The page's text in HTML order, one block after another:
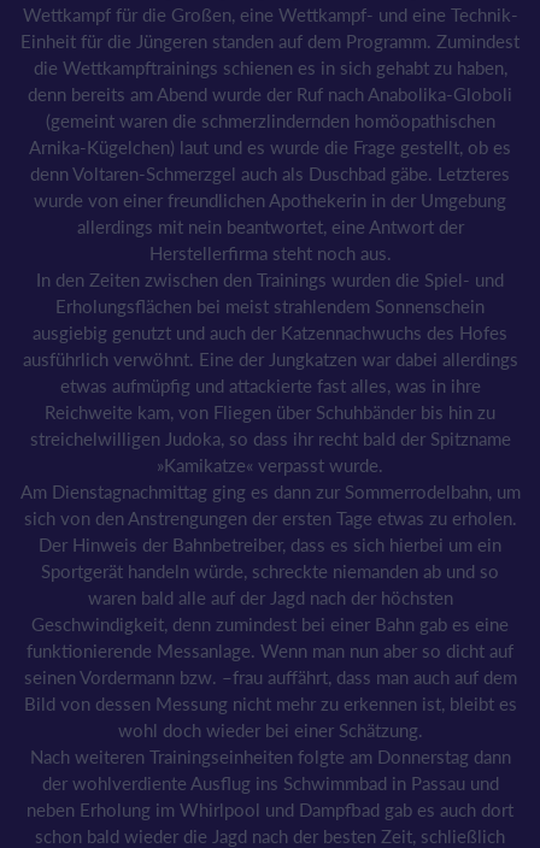
Wettkampf für die Großen, eine Wettkampf- und eine Technik-
Einheit für die Jüngeren standen auf dem Programm. Zumindest
die Wettkampftrainings schienen es in sich gehabt zu haben,
denn bereits am Abend wurde der Ruf nach Anabolika-Globoli
(gemeint waren die schmerzlindernden homöopathischen
Arnika-Kügelchen) laut und es wurde die Frage gestellt, ob es
denn Voltaren-Schmerzgel auch als Duschbad gäbe. Letzteres
wurde von einer freundlichen Apothekerin in der Umgebung
allerdings mit nein beantwortet, eine Antwort der
Herstellerfirma steht noch aus.
In den Zeiten zwischen den Trainings wurden die Spiel- und
Erholungsflächen bei meist strahlendem Sonnenschein
ausgiebig genutzt und auch der Katzennachwuchs des Hofes
ausführlich verwöhnt. Eine der Jungkatzen war dabei allerdings
etwas aufmüpfig und attackierte fast alles, was in ihre
Reichweite kam, von Fliegen über Schuhbänder bis hin zu
streichelwilligen Judoka, so dass ihr recht bald der Spitzname
»Kamikatze« verpasst wurde.
Am Dienstagnachmittag ging es dann zur Sommerrodelbahn, um
sich von den Anstrengungen der ersten Tage etwas zu erholen.
Der Hinweis der Bahnbetreiber, dass es sich hierbei um ein
Sportgerät handeln würde, schreckte niemanden ab und so
waren bald alle auf der Jagd nach der höchsten
Geschwindigkeit, denn zumindest bei einer Bahn gab es eine
funktionierende Messanlage. Wenn man nun aber so dicht auf
seinen Vordermann bzw. –frau auffährt, dass man auch auf dem
Bild von dessen Messung nicht mehr zu erkennen ist, bleibt es
wohl doch wieder bei einer Schätzung.
Nach weiteren Trainingseinheiten folgte am Donnerstag dann
der wohlverdiente Ausflug ins Schwimmbad in Passau und
neben Erholung im Whirlpool und Dampfbad gab es auch dort
schon bald wieder die Jagd nach der besten Zeit, schließlich